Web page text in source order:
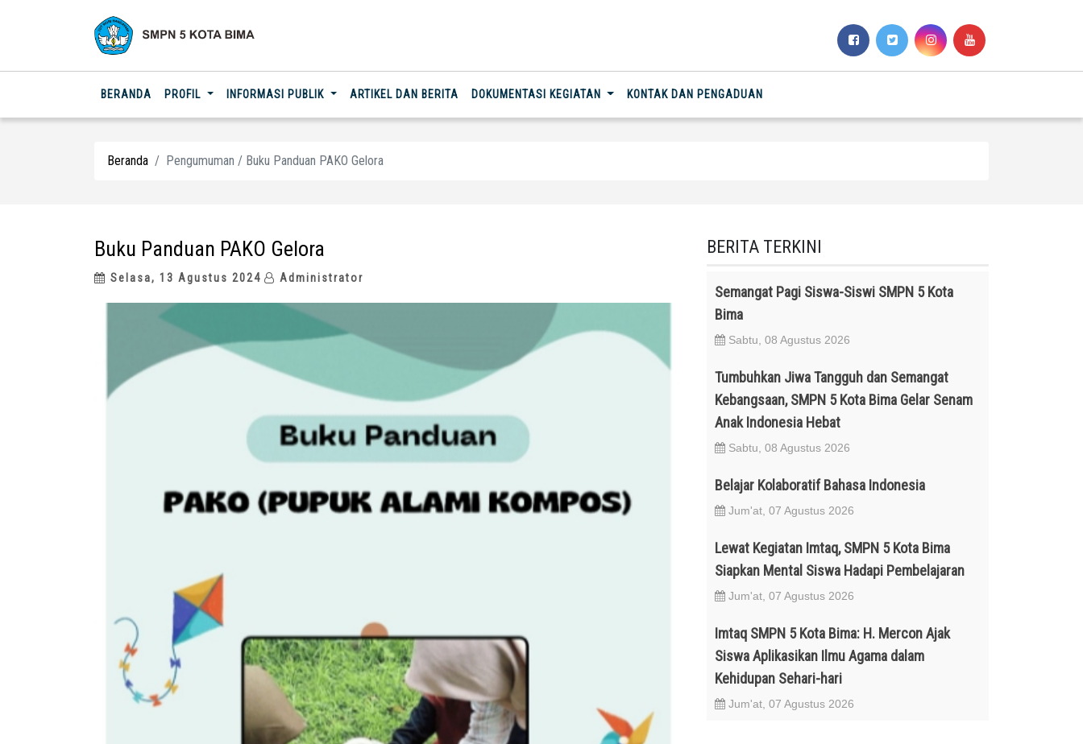
BERANDA (CURRENT)
PROFIL INFORMASI PUBLIK ARTIKEL DAN BERITA DOKUMENTASI KEGIATAN KONTAK DAN PENGADUAN
Beranda Pengumuman / Buku Panduan PAKO Gelora
Buku Panduan PAKO Gelora
Selasa, 13 Agustus 2024 Administrator
BERITA TERKINI
Semangat Pagi Siswa-Siswi SMPN 5 Kota
Bima
Sabtu, 08 Agustus 2026
Tumbuhkan Jiwa Tangguh dan Semangat
Kebangsaan, SMPN 5 Kota Bima Gelar Senam
Anak Indonesia Hebat
Sabtu, 08 Agustus 2026
Belajar Kolaboratif Bahasa Indonesia
Jum'at, 07 Agustus 2026
Lewat Kegiatan Imtaq, SMPN 5 Kota Bima
Siapkan Mental Siswa Hadapi Pembelajaran
Jum'at, 07 Agustus 2026
Imtaq SMPN 5 Kota Bima: H. Mercon Ajak
Siswa Aplikasikan Ilmu Agama dalam
Kehidupan Sehari-hari
Jum'at, 07 Agustus 2026